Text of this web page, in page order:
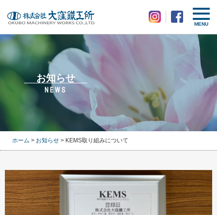
MENU
お知らせ
NEWS
ホーム > お知らせ > KEMS取り組みについて